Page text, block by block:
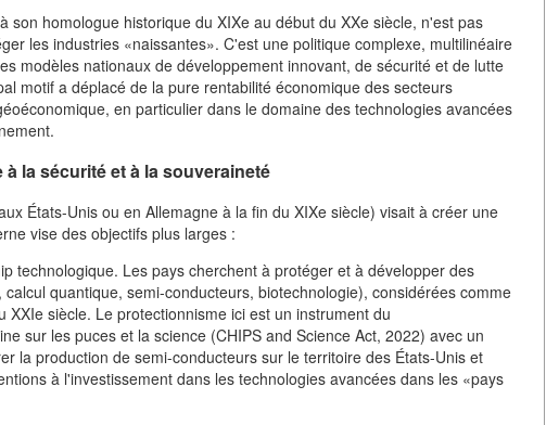
son homologue historique du XIXe au début du XXe siècle, n'est pas
les industries «naissantes». C'est une politique complexe, multilinéaire
modèles nationaux de développement innovant, de sécurité et de lutte
motif a déplacé de la pure rentabilité économique des secteurs
en particulier dans le domaine des technologies avancées
la sécurité et à la souveraineté
États-Unis ou en Allemagne à la fin du XIXe siècle) visait à créer une
vise des objectifs plus larges :
technologique. Les pays cherchent à protéger et à développer des
quantique, semi-conducteurs, biotechnologie), considérées comme
siècle. Le protectionnisme ici est un instrument du
sur les puces et la science (CHIPS and Science Act, 2022) avec un
la production de semi-conducteurs sur le territoire des États-Unis et
à l'investissement dans les technologies avancées dans les «pays